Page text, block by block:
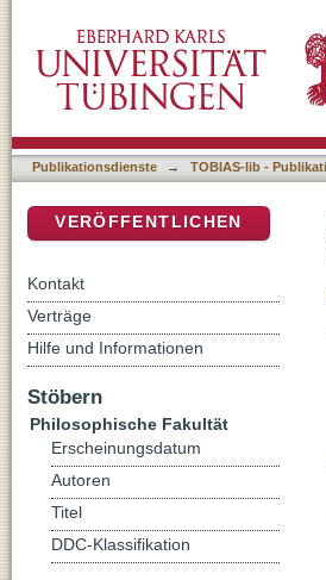
Scenarios in the Field of
Publikationsdienste → TOBIAS-lib -
VERÖFFENTLICHEN
Kontakt
Verträge
Hilfe und Informationen
Stöbern
Philosophische Fakultät
Erscheinungsdatum
Autoren
Titel
DDC-Klassifikation